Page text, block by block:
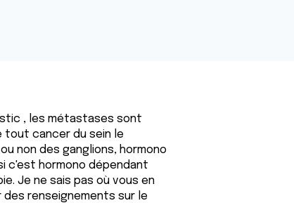
, les métastases sont
cancer du sein le
non des ganglions, hormono
c'est hormono dépendant
Je ne sais pas où vous en
renseignements sur le